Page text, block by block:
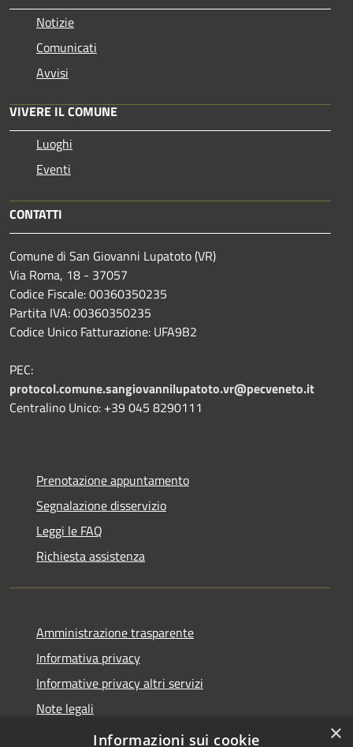
Notizie
Comunicati
Avvisi
VIVERE IL COMUNE
Luoghi
Eventi
CONTATTI
Comune di San Giovanni Lupatoto (VR)
Via Roma, 18 - 37057
Codice Fiscale: 00360350235
Partita IVA: 00360350235
Codice Unico Fatturazione: UFA9B2
PEC:
protocol.comune.sangiovannilupatoto.vr@pecveneto.it
Centralino Unico: +39 045 8290111
Prenotazione appuntamento
Segnalazione disservizio
Leggi le FAQ
Richiesta assistenza
Amministrazione trasparente
Informativa privacy
Informative privacy altri servizi
Note legali
Dichiarazione di accessibilità
×
Informazioni sui cookie